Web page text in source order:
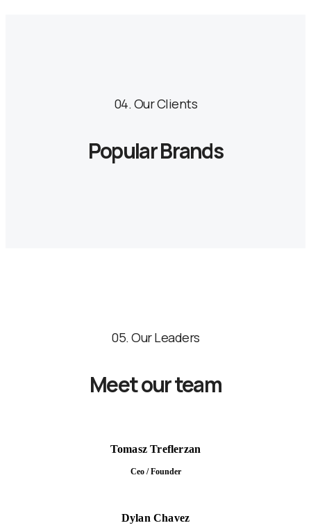
04. Our Clients
Popular Brands
05. Our Leaders
Meet our team
Tomasz Treflerzan
Ceo / Founder
Dylan Chavez